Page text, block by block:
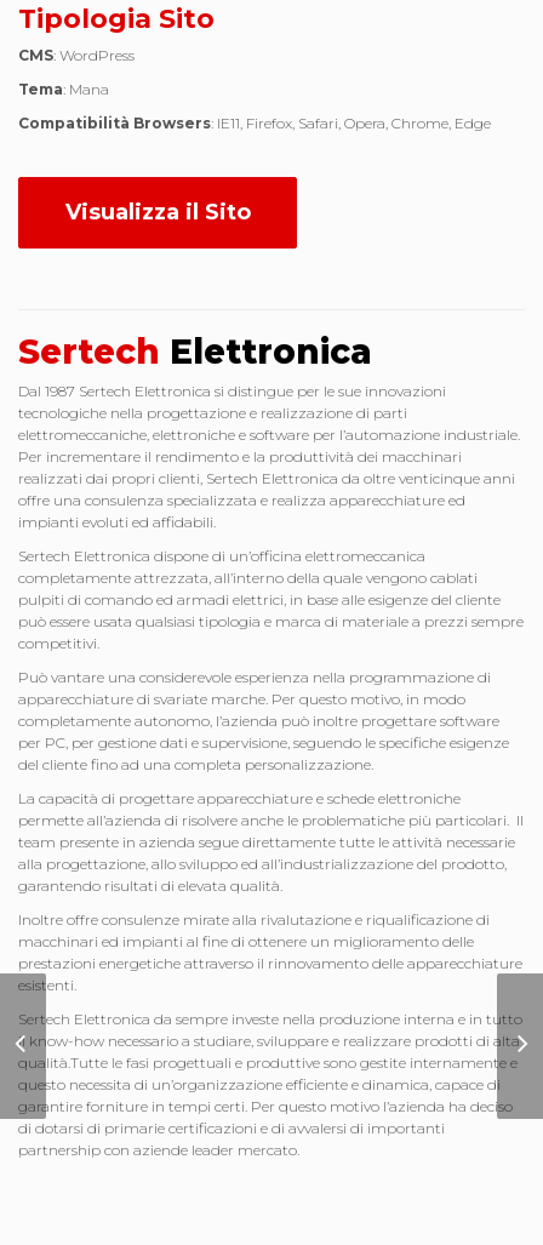
Tipologia Sito
CMS: WordPress
Tema: Mana
Compatibilità Browsers: IE11, Firefox, Safari, Opera, Chrome, Edge
Visualizza il Sito
Sertech Elettronica
Dal 1987 Sertech Elettronica si distingue per le sue innovazioni
tecnologiche nella progettazione e realizzazione di parti
elettromeccaniche, elettroniche e software per l’automazione industriale.
Per incrementare il rendimento e la produttività dei macchinari
realizzati dai propri clienti, Sertech Elettronica da oltre venticinque anni
offre una consulenza specializzata e realizza apparecchiature ed
impianti evoluti ed affidabili.
Sertech Elettronica dispone di un’officina elettromeccanica
completamente attrezzata, all’interno della quale vengono cablati
pulpiti di comando ed armadi elettrici, in base alle esigenze del cliente
può essere usata qualsiasi tipologia e marca di materiale a prezzi sempre
competitivi.
Può vantare una considerevole esperienza nella programmazione di
apparecchiature di svariate marche. Per questo motivo, in modo
completamente autonomo, l’azienda può inoltre progettare software
per PC, per gestione dati e supervisione, seguendo le specifiche esigenze
del cliente fino ad una completa personalizzazione.
La capacità di progettare apparecchiature e schede elettroniche
permette all’azienda di risolvere anche le problematiche più particolari. Il
team presente in azienda segue direttamente tutte le attività necessarie
alla progettazione, allo sviluppo ed all’industrializzazione del prodotto,
garantendo risultati di elevata qualità.
Inoltre offre consulenze mirate alla rivalutazione e riqualificazione di
macchinari ed impianti al fine di ottenere un miglioramento delle
prestazioni energetiche attraverso il rinnovamento delle apparecchiature
esistenti.
Sertech Elettronica da sempre investe nella produzione interna e in tutto
il know-how necessario a studiare, sviluppare e realizzare prodotti di alta
qualità.Tutte le fasi progettuali e produttive sono gestite internamente e
questo necessita di un’organizzazione efficiente e dinamica, capace di
garantire forniture in tempi certi. Per questo motivo l’azienda ha deciso
di dotarsi di primarie certificazioni e di avvalersi di importanti
partnership con aziende leader mercato.
Sito Internet
Segheria Meneghini